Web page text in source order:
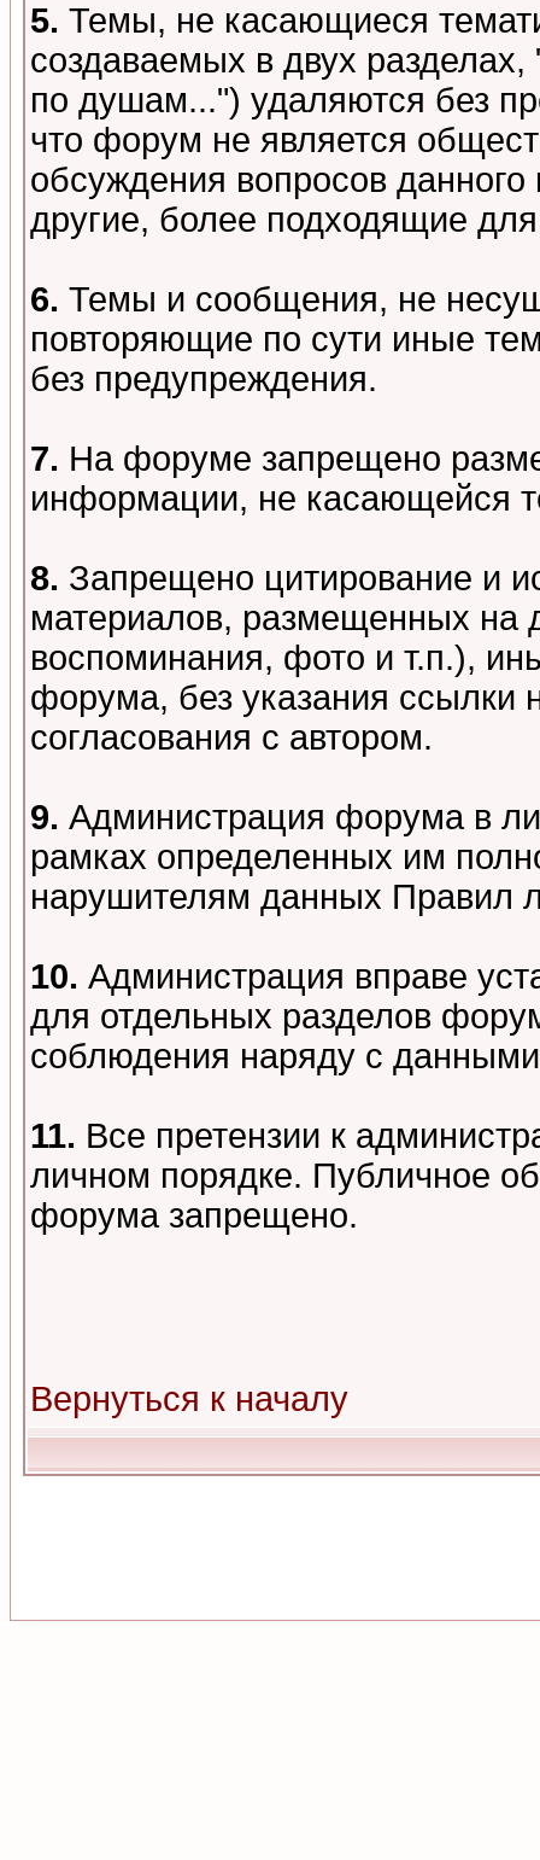
5. Темы, не касающиеся
создаваемых в двух
по душам...") удаляются без
что форум не является
обсуждения вопросов данного
другие, более подходящие для
6. Темы и сообщения, не
повторяющие по сути иные
без предупреждения.
7. На форуме запрещено
информации, не касающейся
8. Запрещено цитирование и
материалов, размещенных на
воспоминания, фото и т.п.),
форума, без указания ссылки
согласования с автором.
9. Администрация форума в
рамках определенных им
нарушителям данных Правил
10. Администрация вправе
для отдельных разделов
соблюдения наряду с
11. Все претензии к
личном порядке. Публичное
форума запрещено.
Вернуться к началу